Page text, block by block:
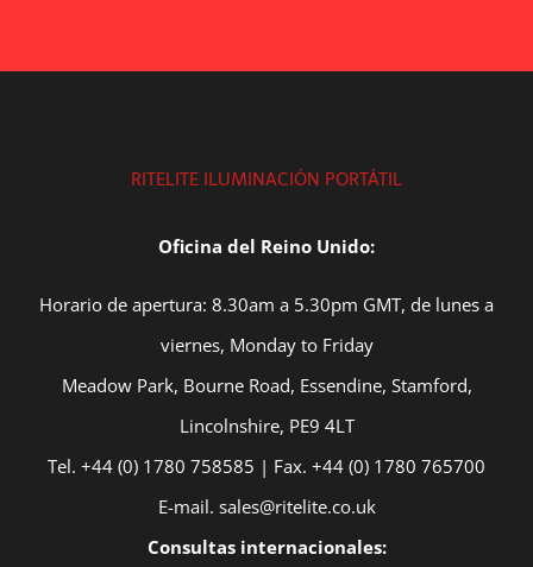
RITELITE ILUMINACIÓN PORTÁTIL
Oficina del Reino Unido:
Horario de apertura: 8.30am a 5.30pm GMT, de lunes a
viernes, Monday to Friday
Meadow Park, Bourne Road, Essendine, Stamford,
Lincolnshire, PE9 4LT
Tel. +44 (0) 1780 758585 | Fax. +44 (0) 1780 765700
E-mail. sales@ritelite.co.uk
Consultas internacionales: